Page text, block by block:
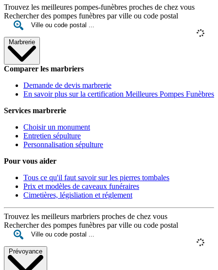
Trouvez les meilleures pompes-funèbres proches de chez vous
Rechercher des pompes funèbres par ville ou code postal
Marbrerie
Comparer les marbriers
Demande de devis marbrerie
En savoir plus sur la certification Meilleures Pompes Funèbres
Services marbrerie
Choisir un monument
Entretien sépulture
Personnalisation sépulture
Pour vous aider
Tous ce qu'il faut savoir sur les pierres tombales
Prix et modèles de caveaux funéraires
Cimetières, législiation et réglement
Trouvez les meilleurs marbriers proches de chez vous
Rechercher des pompes funèbres par ville ou code postal
Prévoyance